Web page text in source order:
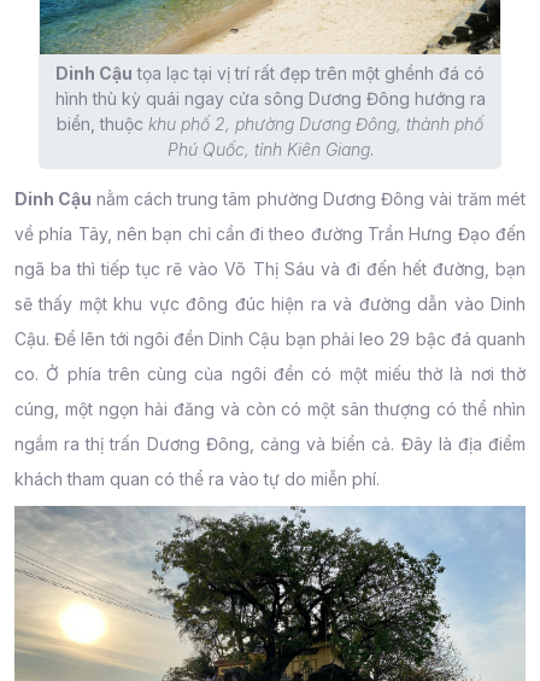
Dinh Cậu tọa lạc tại vị trí rất đẹp trên một ghềnh đá có
hình thù kỳ quái ngay cửa sông Dương Đông hướng ra
biển, thuộc khu phố 2, phường Dương Đông, thành phố
Phú Quốc, tỉnh Kiên Giang.
Dinh Cậu nằm cách trung tâm phường Dương Đông vài trăm mét
về phía Tây, nên bạn chỉ cần đi theo đường Trần Hưng Đạo đến
ngã ba thì tiếp tục rẽ vào Võ Thị Sáu và đi đến hết đường, bạn
sẽ thấy một khu vực đông đúc hiện ra và đường dẫn vào Dinh
Cậu. Để lên tới ngôi đền Dinh Cậu bạn phải leo 29 bậc đá quanh
co. Ở phía trên cùng của ngôi đền có một miếu thờ là nơi thờ
cúng, một ngọn hải đăng và còn có một sân thượng có thể nhìn
ngắm ra thị trấn Dương Đông, cảng và biển cả. Đây là địa điểm
khách tham quan có thể ra vào tự do miễn phí.